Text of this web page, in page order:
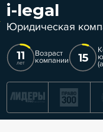
i-legal
Юридическая
11
лет
Возраст
компании 15